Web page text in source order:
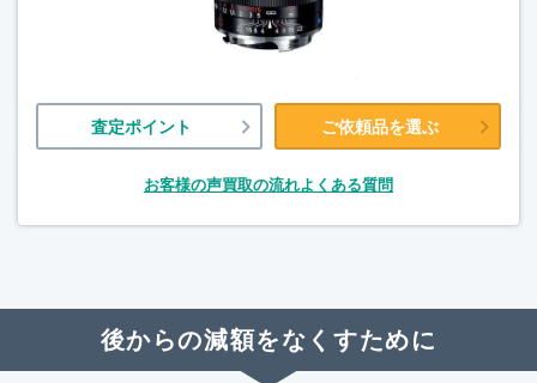
査定ポイント ご依頼品を選ぶ
お客様の声買取の流れよくある質問
後からの減額をなくすために